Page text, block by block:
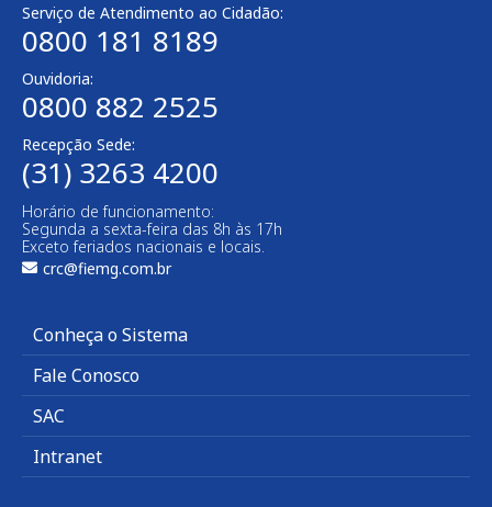
Serviço de Atendimento ao Cidadão:
0800 181 8189
Ouvidoria:
0800 882 2525​
Recepção Sede:
(31) 3263 4200
Horário de funcionamento:
Segunda a sexta-feira das 8h às 17h
Exceto feriados nacionais e locais.
crc@fiemg.com.br
Conheça o Sistema
Fale Conosco
SAC
Intranet